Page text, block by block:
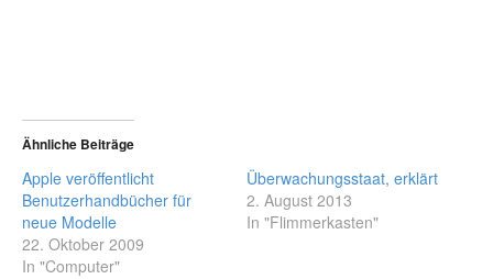
Ähnliche Beiträge
Apple veröffentlicht
Benutzerhandbücher für
neue Modelle
22. Oktober 2009
In "Computer"
Überwachungsstaat, erklärt
2. August 2013
In "Flimmerkasten"